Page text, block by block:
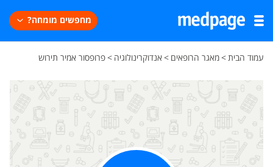
מחפשים מומחה?
עמוד הבית>מאגר הרופאים > אנדוקרינולוגיה >פרופסור אמיר תירוש